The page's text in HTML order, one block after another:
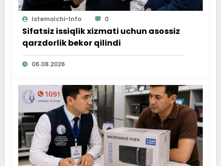
Istemolchi-Info 0
Sifatsiz issiqlik xizmati uchun asossiz
qarzdorlik bekor qilindi
06.08.2026